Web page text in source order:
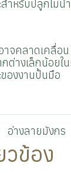
สำหรับปลูกไม้
าจคลาดเคลื่อ
ต่างเล็กน้อยใ
องงานปั้นมือ
อ่างลายมังกร
วข้อง